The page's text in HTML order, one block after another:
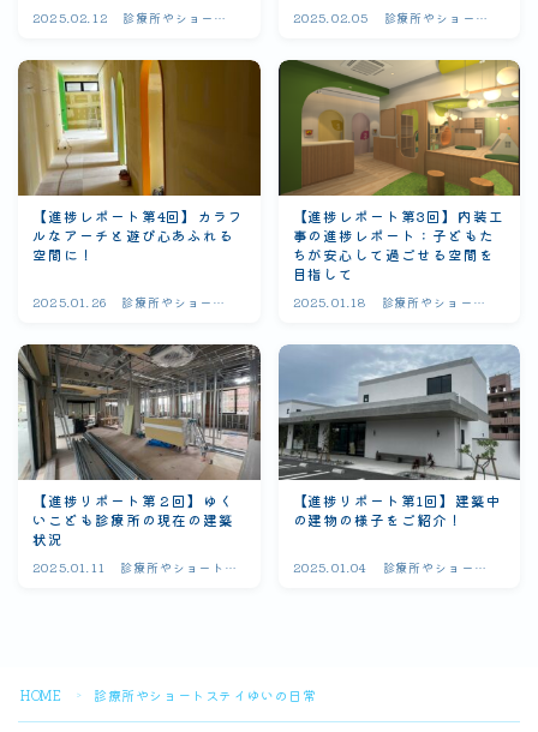
2025.02.12
診療所やショート
2025.02.05
診療所やショート
【進捗レポート第4回】カラフ
ルなアーチと遊び心あふれる
空間に！
2025.01.26
診療所やショート
【進捗レポート第3回】内装工
事の進捗レポート：子どもた
ちが安心して過ごせる空間を
目指して
2025.01.18
診療所やショート
【進捗リポート第２回】ゆく
いこども診療所の現在の建築
状況
2025.01.11
診療所やショートス
【進捗リポート第1回】建築中
の建物の様子をご紹介！
2025.01.04
診療所やショート
HOME ＞ 診療所やショートステイゆいの日常